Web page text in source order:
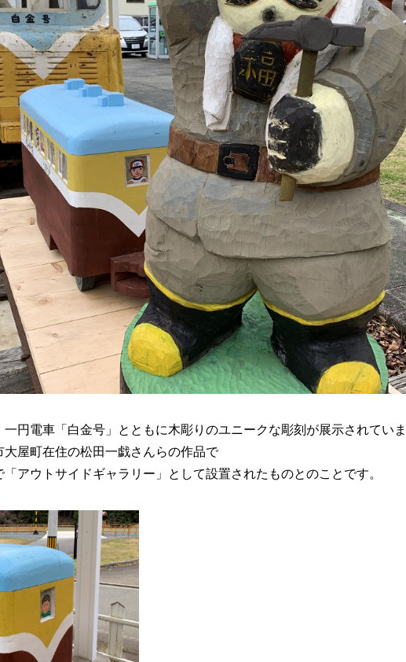
円電車「白金号」とともに木彫りのユニークな彫刻が展示されていま
屋町在住の松田一戯さんらの作品で
アウトサイドギャラリー」として設置されたものとのことです。